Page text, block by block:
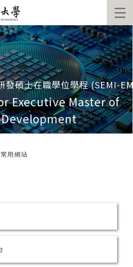
發碩士在職學位學程 (SEMI-
Executive Master of
常用網站